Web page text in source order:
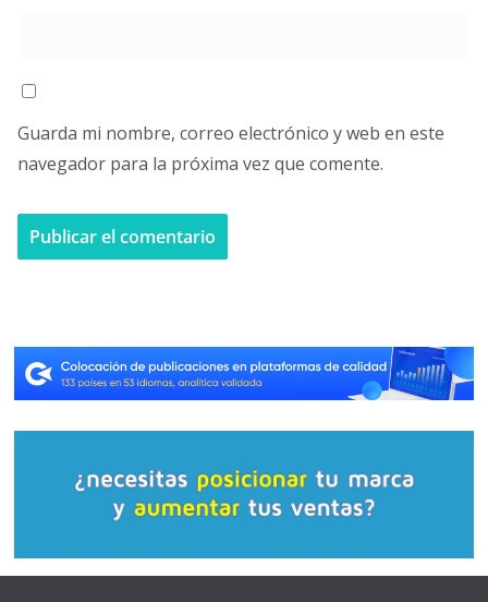
Guarda mi nombre, correo electrónico y web en este
navegador para la próxima vez que comente.